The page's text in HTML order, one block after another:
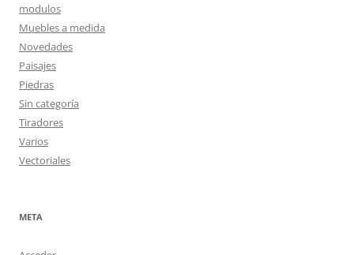
modulos
Muebles a medida
Novedades
Paisajes
Piedras
Sin categoría
Tiradores
Varios
Vectoriales
META